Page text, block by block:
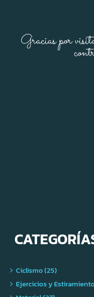
Gracias por
Ciclismo (25)
Ejercicios y